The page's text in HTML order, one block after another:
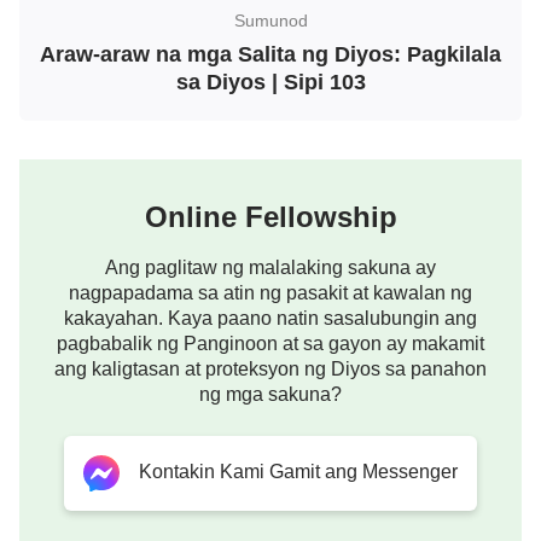
aspeto. Matapos Niyang simulan ang gawain,
pinanatili lamang Niya ang panlabas na katawan ng
Kanyang laman. Dahil ang Kanyang gawain ay
Diyos ay iba sa mga taong may laman at dugo.
Siyempre, sa Kanyang pang-araw-araw na buhay,
kinailangan Niya ng pagkain, damit, tulog, at
tirahan, kinailangan Niya ang lahat ng normal na
pangangailangan, at nagkaroon Siya ng
pakiramdam ng normal na tao, at nag-isip na gaya
isang normal na tao, kaya lamang ay higit-sa-
karaniwan ang gawaing Kanyang ginawa. Ang
Sumunod
Araw-araw na mga Salita ng Diyos: Pagkilala
sa Diyos | Sipi 103
Online Fellowship
Ang paglitaw ng malalaking sakuna ay
nagpapadama sa atin ng pasakit at kawalan ng
kakayahan. Kaya paano natin sasalubungin ang
pagbabalik ng Panginoon at sa gayon ay makamit
ang kaligtasan at proteksyon ng Diyos sa panahon
ng mga sakuna?
Kontakin Kami Gamit ang Messenger